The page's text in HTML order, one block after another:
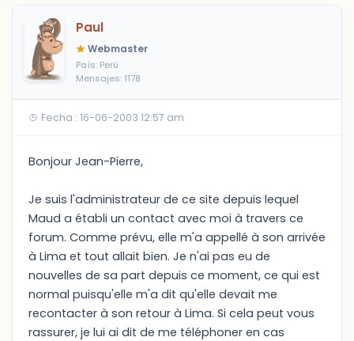
Paul
Webmaster
País: Perú
Mensajes: 1178
Fecha : 16-06-2003 12:57 am
Bonjour Jean-Pierre,
Je suis l'administrateur de ce site depuis lequel
Maud a établi un contact avec moi à travers ce
forum. Comme prévu, elle m'a appellé à son arrivée
à Lima et tout allait bien. Je n'ai pas eu de
nouvelles de sa part depuis ce moment, ce qui est
normal puisqu'elle m'a dit qu'elle devait me
recontacter à son retour à Lima. Si cela peut vous
rassurer, je lui ai dit de me téléphoner en cas